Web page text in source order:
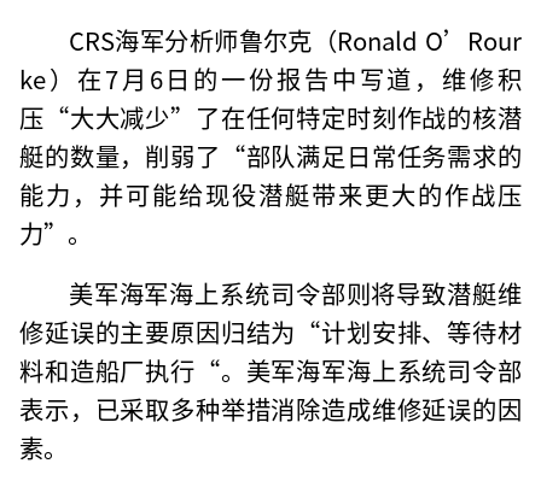
CRS海军分析师鲁尔克（Ronald O’Rour
ke）在7月6日的一份报告中写道，维修积
压“大大减少”了在任何特定时刻作战的核潜
艇的数量，削弱了“部队满足日常任务需求的
能力，并可能给现役潜艇带来更大的作战压
力”。
美军海军海上系统司令部则将导致潜艇维
修延误的主要原因归结为“计划安排、等待材
料和造船厂执行“。美军海军海上系统司令部
表示，已采取多种举措消除造成维修延误的因
素。